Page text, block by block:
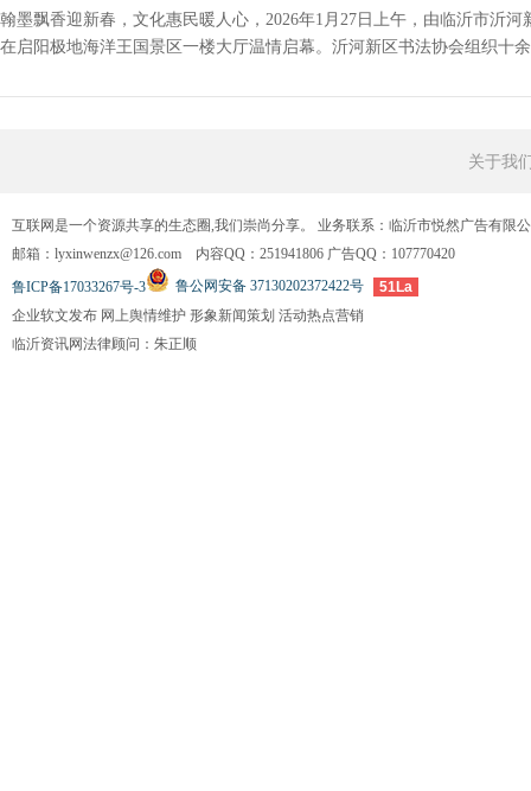
翰墨飘香迎新春，文化惠民暖人心，2026年1月27日上午，由临沂市沂
在启阳极地海洋王国景区一楼大厅温情启幕。沂河新区书法协会组织十
关于我
互联网是一个资源共享的生态圈,我们崇尚分享。 业务联系：临沂市悦然广告有限
邮箱：lyxinwenzx@126.com 内容QQ：251941806 广告QQ：107770420
鲁ICP备17033267号-3
鲁公网安备 37130202372422号
51La
企业软文发布 网上舆情维护 形象新闻策划 活动热点营销
临沂资讯网法律顾问：朱正顺